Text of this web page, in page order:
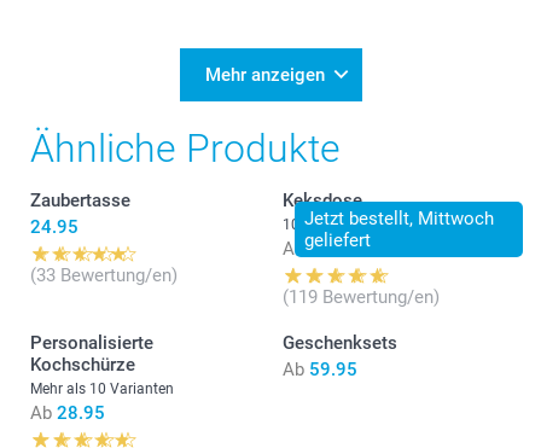
Mehr anzeigen
Ähnliche Produkte
Zaubertasse
24.95
(33 Bewertung/en)
Jetzt bestellt, Mittwoch
geliefert
Keksdose
10 Varianten
Ab 24.95
(119 Bewertung/en)
Personalisierte
Kochschürze
Mehr als 10 Varianten
Ab 28.95
Geschenksets
Ab 59.95